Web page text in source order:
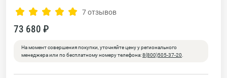
7 отзывов
73 680 ₽
На момент совершения покупки, уточняйте цену у регионального
менеджера или по бесплатному номеру телефона:8(800)505-37-20